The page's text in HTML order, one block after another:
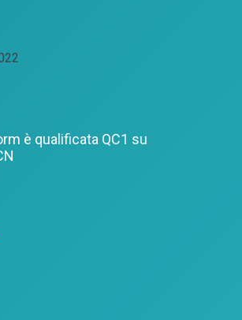
è qualificata QC1 su